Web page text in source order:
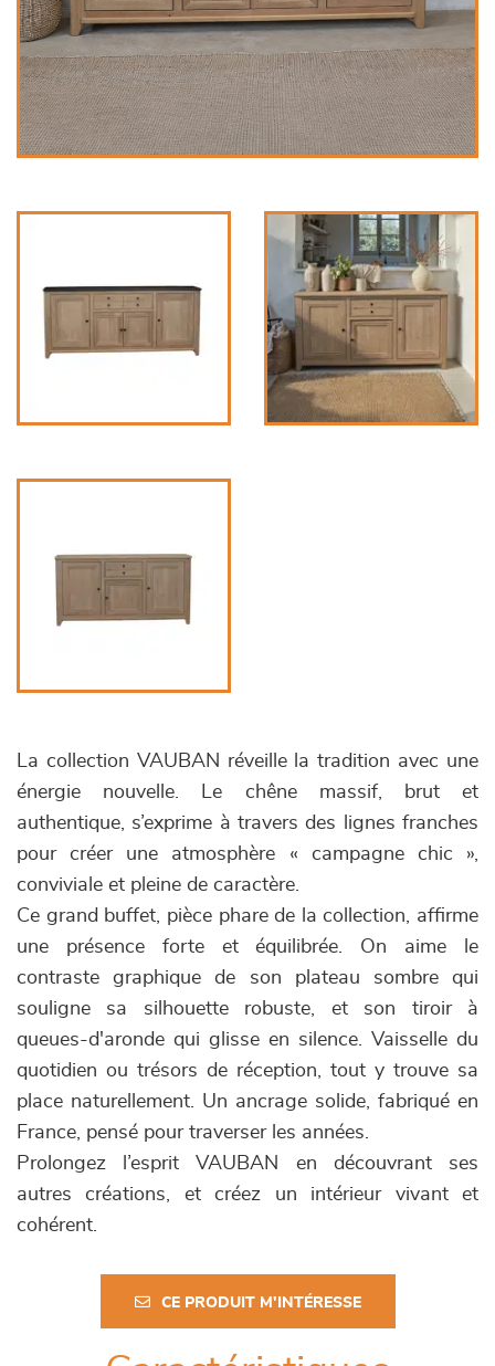
La collection VAUBAN réveille la tradition avec une
énergie nouvelle. Le chêne massif, brut et
authentique, s’exprime à travers des lignes franches
pour créer une atmosphère « campagne chic »,
conviviale et pleine de caractère.
Ce grand buffet, pièce phare de la collection, affirme
une présence forte et équilibrée. On aime le
contraste graphique de son plateau sombre qui
souligne sa silhouette robuste, et son tiroir à
queues-d'aronde qui glisse en silence. Vaisselle du
quotidien ou trésors de réception, tout y trouve sa
place naturellement. Un ancrage solide, fabriqué en
France, pensé pour traverser les années.
Prolongez l’esprit VAUBAN en découvrant ses
autres créations, et créez un intérieur vivant et
cohérent.
CE PRODUIT M'INTÉRESSE